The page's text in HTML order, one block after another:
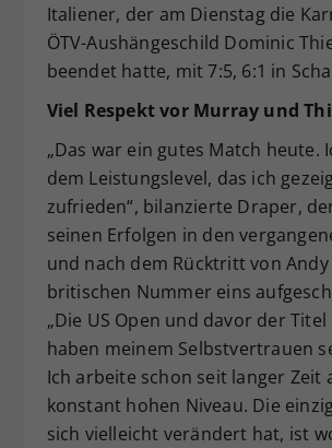
Italiener, der am Dienstag die
ÖTV-Aushängeschild Dominic
beendet hatte, mit 7:5, 6:1 in
Viel Respekt vor Murray und
„Das war ein gutes Match heute.
dem Leistungslevel, das ich
zufrieden“, bilanzierte Draper,
seinen Erfolgen in den
und nach dem Rücktritt von
britischen Nummer eins
„Die US Open und davor der
haben meinem Selbstvertrauen
Ich arbeite schon seit langer Zeit
konstant hohen Niveau. Die
sich vielleicht verändert hat, ist